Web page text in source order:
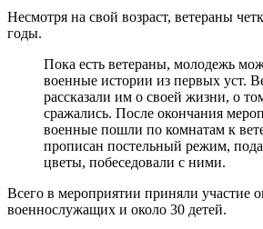
Несмотря на свой возраст, ветераны
годы.
Пока есть ветераны, молодежь
военные истории из первых уст.
рассказали им о своей жизни, о
сражались. После окончания
военные пошли по комнатам к
прописан постельный режим,
цветы, побеседовали с ними.
Всего в мероприятии приняли участие
военнослужащих и около 30 детей.